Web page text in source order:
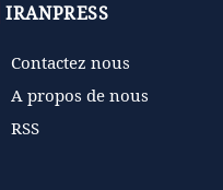
IRANPRESS
Contactez nous
A propos de nous
RSS